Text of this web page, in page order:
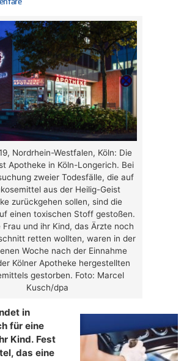
Nordrhein-Westfalen, Köln: Die
Apotheke in Köln-Longerich. Bei
zweier Todesfälle, die auf
aus der Heilig-Geist
zurückgehen sollen, sind die
einen toxischen Stoff gestoßen.
Frau und ihr Kind, das Ärzte noch
retten wollten, waren in der
Woche nach der Einnahme
Kölner Apotheke hergestellten
gestorben. Foto: Marcel
Kusch/dpa
in
für eine
Kind. Fest
das eine